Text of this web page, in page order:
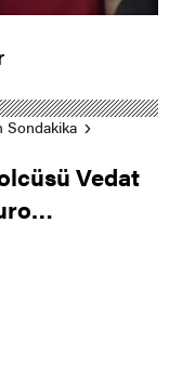
Sondakika
Vedat